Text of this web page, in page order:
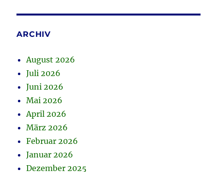
ARCHIV
August 2026
Juli 2026
Juni 2026
Mai 2026
April 2026
März 2026
Februar 2026
Januar 2026
Dezember 2025